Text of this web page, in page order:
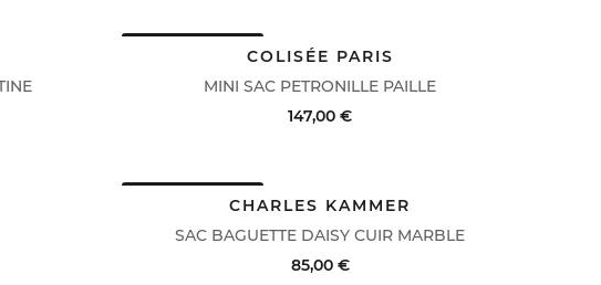
ACHAT RAPIDE VOIR LE DÉTAIL
MINI SAC PETRONILLE PAILLE
COLISÉE PARIS
147,00 €
ACHAT RAPIDE VOIR LE DÉTAIL
DERNIERS PRIX
SAC BAGUETTE DAISY CUIR MARBLE
CHARLES KAMMER
85,00 €